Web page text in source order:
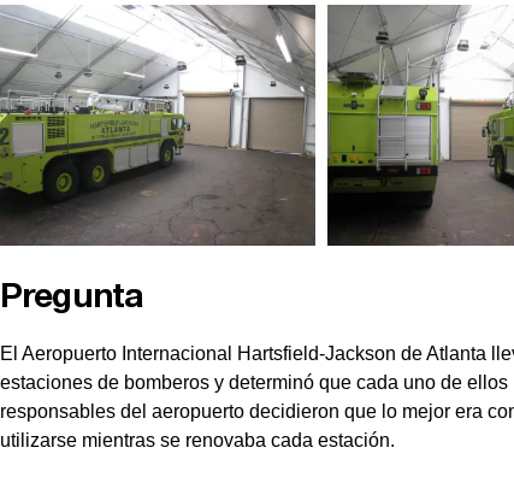
Pregunta
El Aeropuerto Internacional Hartsfield-Jackson de Atlanta
estaciones de bomberos y determinó que cada uno de
responsables del aeropuerto decidieron que lo mejor era
utilizarse mientras se renovaba cada estación.